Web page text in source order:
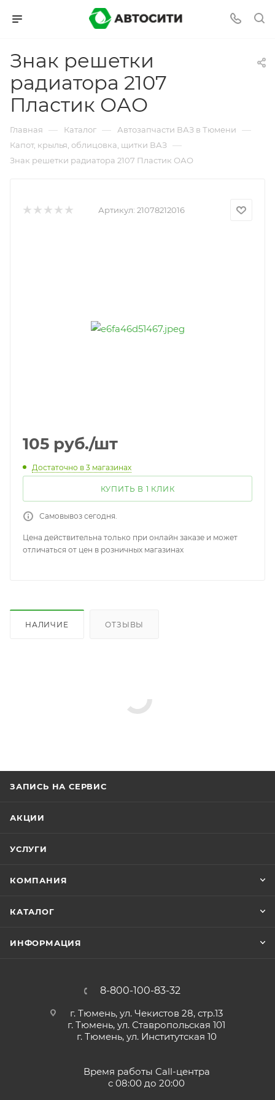
Знак решетки
радиатора 2107
Пластик ОАО
Главная — Каталог — Автозапчасти ВАЗ в Тюмени —
Капот, крылья, облицовка, щитки ВАЗ —
Знак решетки радиатора 2107 Пластик ОАО
Артикул: 21078212016
105 руб./шт
Достаточно в 3 магазинах
КУПИТЬ В 1 КЛИК
Самовывоз сегодня.
Цена действительна только при онлайн заказе и может
отличаться от цен в розничных магазинах
НАЛИЧИЕ ОТЗЫВЫ
ЗАПИСЬ НА СЕРВИС
АКЦИИ
УСЛУГИ
КОМПАНИЯ
КАТАЛОГ
ИНФОРМАЦИЯ
8-800-100-83-32
г. Тюмень, ул. Чекистов 28, стр.13
г. Тюмень, ул. Ставропольская 101
г. Тюмень, ул. Институтская 10
Время работы Call-центра
с 08:00 до 20:00